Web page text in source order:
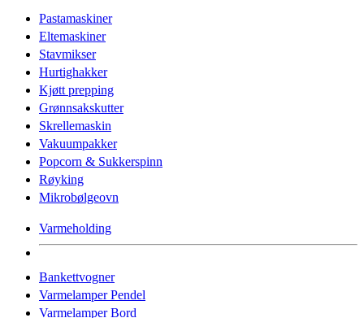
Pastamaskiner
Eltemaskiner
Stavmikser
Hurtighakker
Kjøtt prepping
Grønnsakskutter
Skrellemaskin
Vakuumpakker
Popcorn & Sukkerspinn
Røyking
Mikrobølgeovn
Varmeholding
Bankettvogner
Varmelamper Pendel
Varmelamper Bord